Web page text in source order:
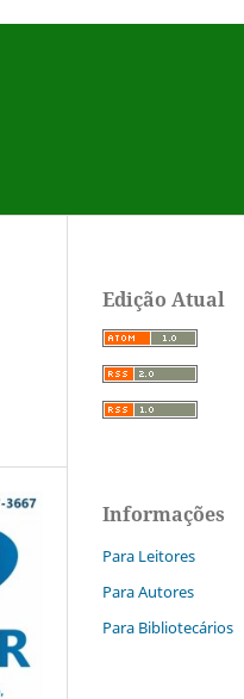
Edição Atual
Informações
Para Leitores
Para Autores
Para Bibliotecários